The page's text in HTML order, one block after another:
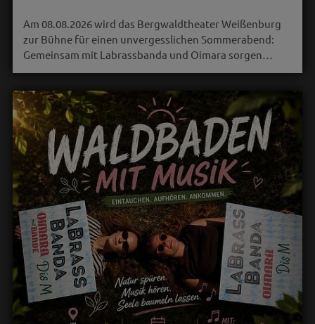
Am 08.08.2026 wird das Bergwaldtheater Weißenburg
zur Bühne für einen unvergesslichen Sommerabend:
Gemeinsam mit Labrassbanda und Oimara sorgen…